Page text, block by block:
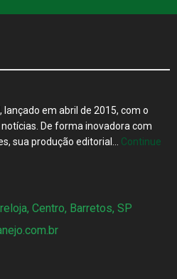
em abril de 2015, com o
De forma inovadora com
sua produção editorial… Continue
Centro, Barretos, SP